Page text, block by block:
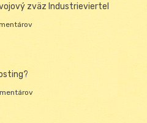
zväz Industrieviertel